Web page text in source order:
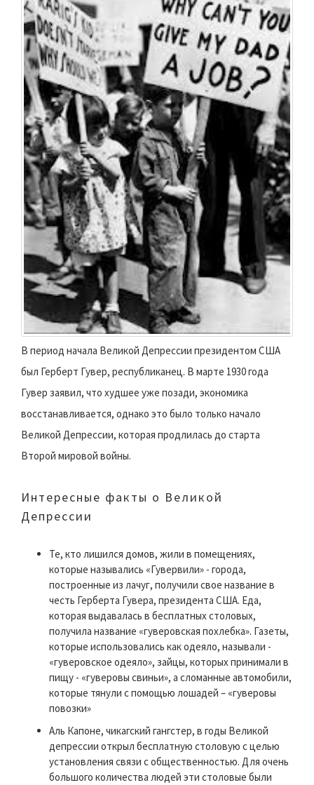
В период начала Великой Депрессии президентом США
был Герберт Гувер, республиканец. В марте 1930 года
Гувер заявил, что худшее уже позади, экономика
восстанавливается, однако это было только начало
Великой Депрессии, которая продлилась до старта
Второй мировой войны.
Интересные факты о Великой
Депрессии
Те, кто лишился домов, жили в помещениях,
которые назывались «Гувервили» - города,
построенные из лачуг, получили свое название в
честь Герберта Гувера, президента США. Еда,
которая выдавалась в бесплатных столовых,
получила название «гуверовская похлебка». Газеты,
которые использовались как одеяло, называли -
«гуверовское одеяло», зайцы, которых принимали в
пищу - «гуверовы свиньи», а сломанные автомобили,
которые тянули с помощью лошадей – «гуверовы
повозки»
Аль Капоне, чикагский гангстер, в годы Великой
депрессии открыл бесплатную столовую с целью
установления связи с общественностью. Для очень
большого количества людей эти столовые были